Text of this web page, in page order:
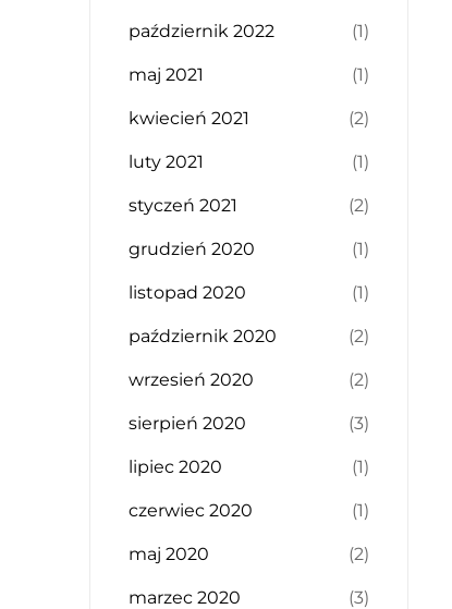
październik 2022 (1)
maj 2021 (1)
kwiecień 2021 (2)
luty 2021 (1)
styczeń 2021 (2)
grudzień 2020 (1)
listopad 2020 (1)
październik 2020 (2)
wrzesień 2020 (2)
sierpień 2020 (3)
lipiec 2020 (1)
czerwiec 2020 (1)
maj 2020 (2)
marzec 2020 (3)